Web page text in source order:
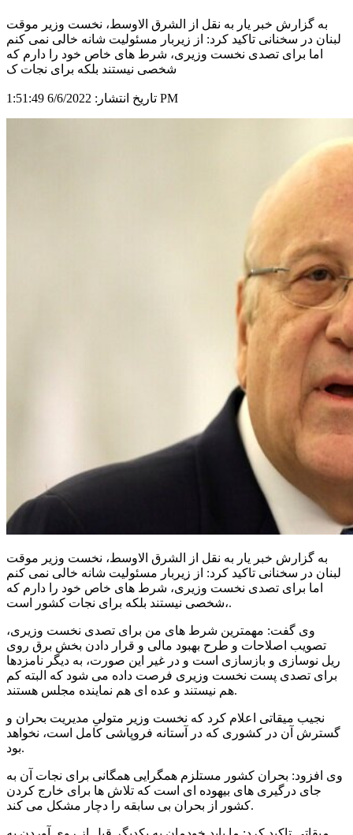
به گزارش خبر یار به نقل از الشرق الاوسط، نخست وزیر موقت
لبنان در سخنانی تاکید کرد: از زیربار مسئولیت شانه خالی نمی کنم
اما برای تصدی نخست وزیری، شرط های خاص خود را دارم که
شخصی نیستند بلکه برای نجات ک
تاریخ انتشار: 6/6/2022 1:51:49 PM
به گزارش خبر یار به نقل از الشرق الاوسط، نخست وزیر موقت
لبنان در سخنانی تاکید کرد: از زیربار مسئولیت شانه خالی نمی کنم
اما برای تصدی نخست وزیری، شرط های خاص خود را دارم که
شخصی نیستند بلکه برای نجات کشور است،.
وی گفت: مهمترین شرط های من برای تصدی نخست وزیری،
تصویب اصلاحات و طرح بهبود مالی و قرار دادن بخش برق روی
ریل نوسازی و بازسازی است و در غیر این صورت، به دیگر نامزدها
برای تصدی پست نخست وزیری فرصت داده می شود که البته کم
هم نیستند و عده ای هم نماینده مجلس هستند.
نجیب میقاتی اعلام کرد که نخست وزیر متولیِ مدیریت بحران و
گسترش آن در کشوری که در آستانه فروپاشی کامل است، نخواهد
بود.
وی افزود: بحران کشور مستلزم همگرایی همگانی برای نجات آن به
جای درگیری های بیهوده ای است که تلاش ها برای خارج کردن
کشور از بحران بی سابقه را دچار مشکل می کند.